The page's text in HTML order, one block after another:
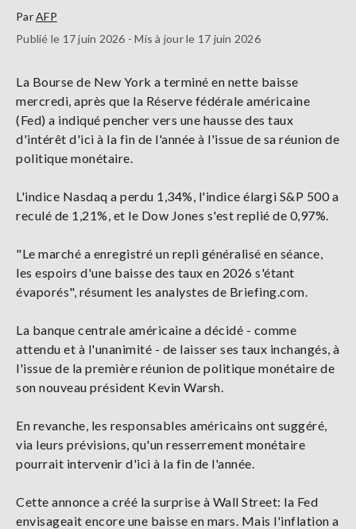
ParAFP
Publié le 17 juin 2026 - Mis à jour le 17 juin 2026
La Bourse de New York a terminé en nette baisse
mercredi, après que la Réserve fédérale américaine
(Fed) a indiqué pencher vers une hausse des taux
d'intérêt d'ici à la fin de l'année à l'issue de sa réunion de
politique monétaire.
L'indice Nasdaq a perdu 1,34%, l'indice élargi S&P 500 a
reculé de 1,21%, et le Dow Jones s'est replié de 0,97%.
"Le marché a enregistré un repli généralisé en séance,
les espoirs d'une baisse des taux en 2026 s'étant
évaporés", résument les analystes de Briefing.com.
La banque centrale américaine a décidé - comme
attendu et à l'unanimité - de laisser ses taux inchangés, à
l'issue de la première réunion de politique monétaire de
son nouveau président Kevin Warsh.
En revanche, les responsables américains ont suggéré,
via leurs prévisions, qu'un resserrement monétaire
pourrait intervenir d'ici à la fin de l'année.
Cette annonce a créé la surprise à Wall Street: la Fed
envisageait encore une baisse en mars. Mais l'inflation a